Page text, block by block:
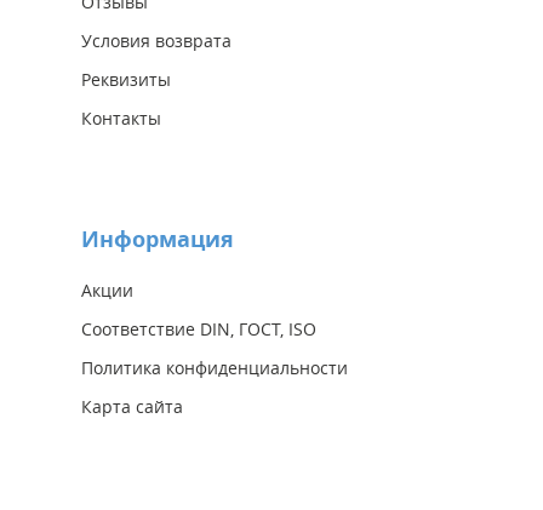
Условия возврата
Реквизиты
Контакты
Информация
Акции
Соответствие DIN, ГОСТ, ISO
Политика конфиденциальности
Карта сайта